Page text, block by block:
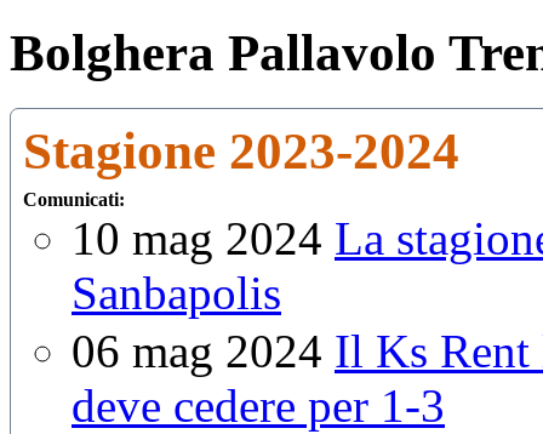
Bolghera Pallavolo
Stagione 2023-2024
Comunicati:
10 mag 2024 La
Sanbapolis
06 mag 2024 Il Ks Rent
deve cedere per 1-3